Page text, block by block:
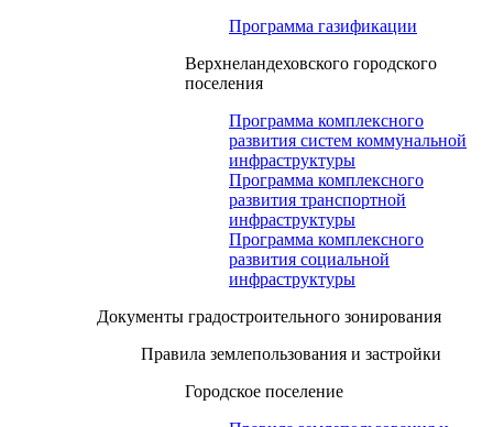
Программа газификации
Верхнеландеховского городского
поселения
Программа комплексного
развития систем коммунальной
инфраструктуры
Программа комплексного
развития транспортной
инфраструктуры
Программа комплексного
развития социальной
инфраструктуры
Документы градостроительного зонирования
Правила землепользования и застройки
Городское поселение